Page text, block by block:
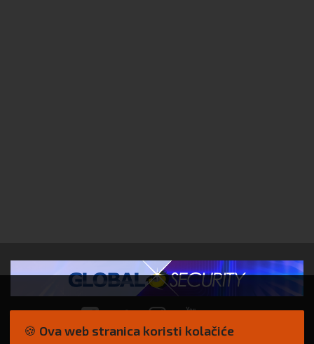
🍪 Ova web stranica koristi kolačiće